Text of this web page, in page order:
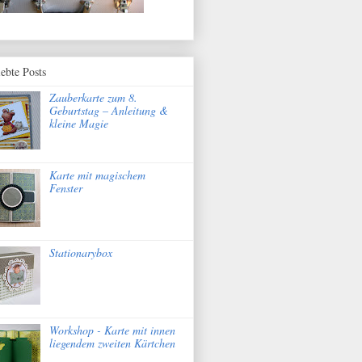
Posts
Zauberkarte zum 8.
Geburtstag – Anleitung &
kleine Magie
Karte mit magischem
Fenster
Stationarybox
Workshop - Karte mit innen
liegendem zweiten Kärtchen